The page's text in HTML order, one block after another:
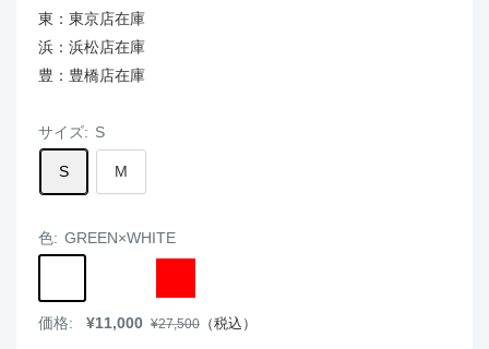
東：東京店在庫
浜：浜松店在庫
豊：豊橋店在庫
サイズ: S
S M
色: GREEN×WHITE
価格:
販
¥11,000 通
¥27,500 （税込）